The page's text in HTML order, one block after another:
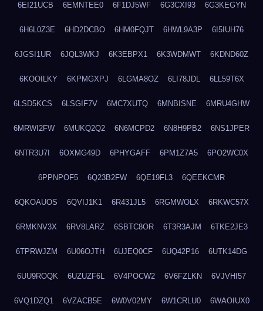
6EI21UCB 6EMNTEE0 6F1DJ5WF 6G3CXI93 6G3KEGYN
6H6L0Z3E 6HD2DCBO 6HM0FQJT 6HWL9A3P 6I5IUH76
6JGSI1UR 6JQL3WKJ 6K3EBPX1 6K3WDMWT 6KDND60Z
6KOOILKY 6KPMGXPJ 6LGMA8OZ 6LI78JDL 6LL59T6X
6LSD5KCS 6LSGIF7V 6MC7XUTQ 6MNBISNE 6MRU4GHW
6MRWI2FW 6MUKQ2Q2 6N6MCPD2 6N8H9PB2 6NS1JPER
6NTR3U7I 6OXMG49D 6PHYGAFF 6PM1Z7A5 6PO2WC0X
6PPNPOF5 6Q23B2FW 6QE19FL3 6QEEKCMR
6QKOAUOS 6QVIJ1K1 6R431JL5 6RGMWOLX 6RKWC57X
6RMKNV3X 6RV8LARZ 6SBTC8OR 6T3R3AJM 6TKE2JE3
6TPRWJZM 6U06OJTH 6UJEQ0CF 6UQ42P16 6UTK14DG
6UU9ROQK 6UZUZF6L 6V4POCW2 6V6FZLKN 6VJVHI57
6VQ1DZQ1 6VZACB5E 6W0V02MY 6W1CRLU0 6WAOIUX0